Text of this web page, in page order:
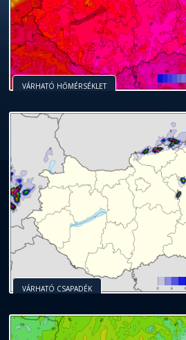
VÁRHATÓ HŐMÉRSÉKLET
VÁRHATÓ CSAPADÉK